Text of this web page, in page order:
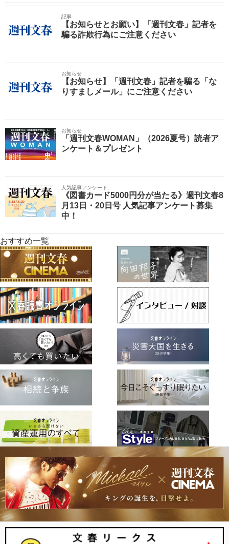
記事
【お知らせとお願い】「週刊文春」記者を
騙る詐欺行為にご注意ください
お知らせ
【お知らせ】「週刊文春」記者を騙る「な
りすましメール」にご注意ください
お知らせ
「週刊文春WOMAN」（2026夏号）読者ア
ンケート＆プレゼント
人気記事アンケート
《図書カード5000円分が当たる》週刊文春8
月13日・20日号 人気記事アンケート募集
中！
おすすめ一覧